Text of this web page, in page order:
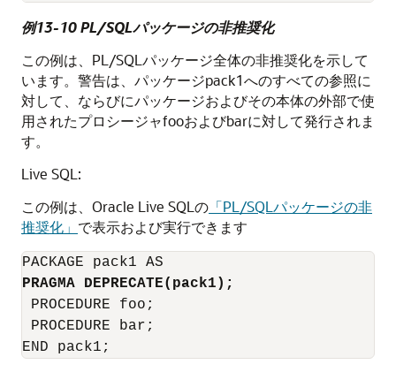
例13-10 PL/SQLパッケージの非推奨化
この例は、PL/SQLパッケージ全体の非推奨化を示して
います。警告は、パッケージpack1へのすべての参照に
対して、ならびにパッケージおよびその本体の外部で使
用されたプロシージャfooおよびbarに対して発行されま
す。
Live SQL:
この例は、Oracle Live SQLの 「PL/SQLパッケージの非
推奨化」 で表示および実行できます
PRAGMA DEPRECATE(pack1);
PROCEDURE foo;
PROCEDURE bar;